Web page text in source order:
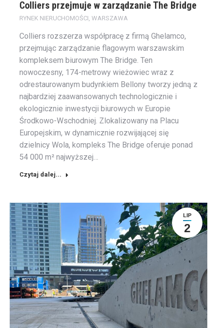
Colliers przejmuje w zarządzanie The Bridge
RYNEK NIERUCHOMOŚCI, WARSZAWA
Colliers rozszerza współpracę z firmą Ghelamco,
przejmując zarządzanie flagowym warszawskim
kompleksem biurowym The Bridge. Ten
nowoczesny, 174-metrowy wieżowiec wraz z
odrestaurowanym budynkiem Bellony tworzy jedną z
najbardziej zaawansowanych technologicznie i
ekologicznie inwestycji biurowych w Europie
Środkowo-Wschodniej. Zlokalizowany na Placu
Europejskim, w dynamicznie rozwijającej się
dzielnicy Wola, kompleks The Bridge oferuje ponad
54 000 m² najwyższej…
Czytaj dalej...
LIP
2